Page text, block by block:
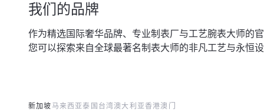
我们的品牌
作为精选国际奢华品牌、专业制表厂与工艺腕表大师的
您可以探索来自全球最著名制表大师的非凡工艺与永恒
新加坡马来西亚泰国台湾澳大利亚香港澳门